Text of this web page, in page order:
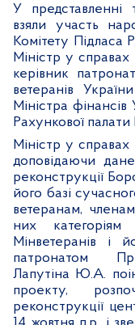
У представленні
взяли участь
Комітету Підласа
Міністр у
керівник
ветеранів
Міністра
Рахункової
Міністр у
доповідаючи
реконструкції
його базі
ветеранам,
них
Мінветеранів і
патронатом
Лапутіна Ю.А.
проекту,
реконструкції